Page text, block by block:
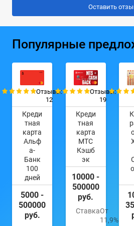
Популярные
Отзывы:
12
Креди
тная
карта
Альф
а-
Банк
100
дней
5000 -
500000
руб.
Отзывы:
19
Креди
тная
карта
МТС
Кэшб
эк
10000 -
500000
руб.
СтавкаОт
11,9%